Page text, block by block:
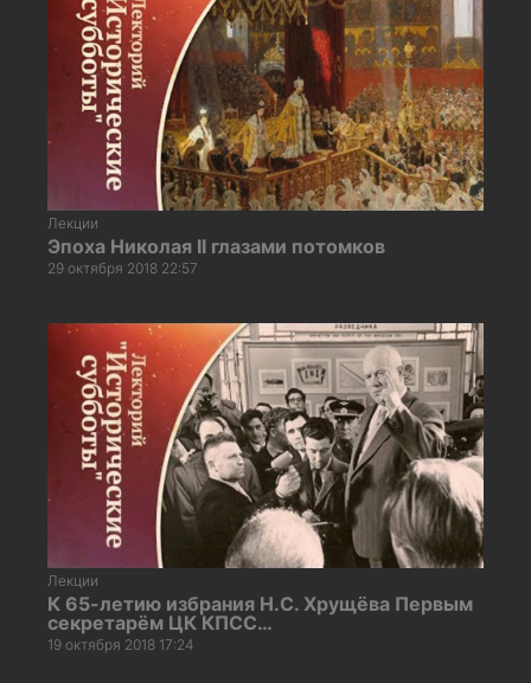
Лекции
Эпоха Николая II глазами потомков
29 октября 2018 22:57
Лекции
К 65-летию избрания Н.С. Хрущёва Первым
секретарём ЦК КПСС…
19 октября 2018 17:24